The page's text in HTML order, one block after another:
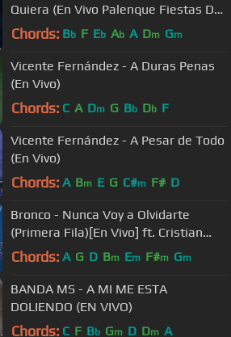
Quiera (En Vivo Palenque Fiestas De
Octubre 2017)
Chords: Bb F Eb Ab A Dm Gm
Vicente Fernández - A Duras Penas
(En Vivo)
Chords: C A Dm G Bb Db F
Vicente Fernández - A Pesar de Todo
(En Vivo)
Chords: A Bm E G C#m F# D
Bronco - Nunca Voy a Olvidarte
(Primera Fila)[En Vivo] ft. Cristian
Castro
Chords: A G D Bm Em F#m Gm
BANDA MS - A MI ME ESTA
DOLIENDO (EN VIVO)
Chords: C F Bb Gm D Dm A